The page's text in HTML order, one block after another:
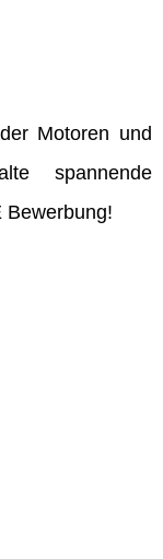
Motoren und
spannende
Bewerbung!